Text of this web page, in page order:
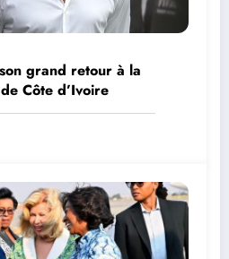
grand retour à la
Côte d’Ivoire